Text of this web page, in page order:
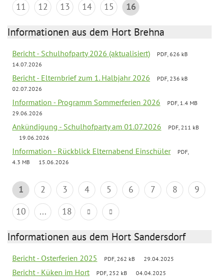
11
12 13 14 15 16
Informationen aus dem Hort Brehna
Bericht - Schulhofparty 2026 (aktualisiert)
PDF, 626 kB
14.07.2026
Bericht - Elternbrief zum 1. Halbjahr 2026
PDF, 236 kB
02.07.2026
Information - Programm Sommerferien 2026
PDF, 1.4 MB
29.06.2026
Ankündigung - Schulhofparty am 01.07.2026
PDF, 211 kB
19.06.2026
Information - Rückblick Elternabend Einschüler
PDF,
4.3 MB
15.06.2026
1 2 3 4 5 6 7 8
9
10
... 18
Informationen aus dem Hort Sandersdorf
Bericht - Osterferien 2025 PDF, 262 kB 29.04.2025
Bericht - Küken im Hort PDF, 252 kB 04.04.2025